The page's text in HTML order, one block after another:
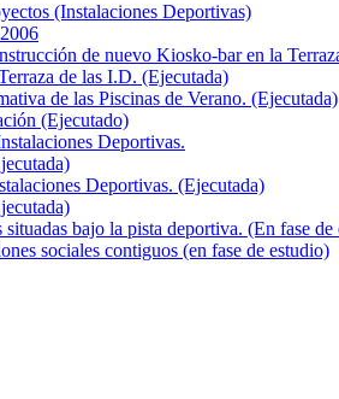
(Instalaciones Deportivas)
de nuevo Kiosko-bar en la
de las I.D. (Ejecutada)
de las Piscinas de Verano. (Ejecutada)
(Ejecutado)
Deportivas.
Deportivas. (Ejecutada)
bajo la pista deportiva. (En fase de
sociales contiguos (en fase de estudio)